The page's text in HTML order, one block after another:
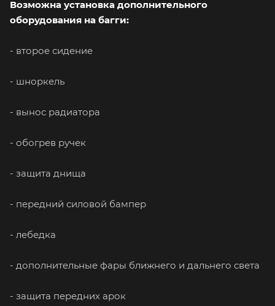
Возможна установка дополнительного
оборудования на багги:
- второе сидение
- шноркель
- вынос радиатора
- обогрев ручек
- защита днища
- передний силовой бампер
- лебедка
- дополнительные фары ближнего и дальнего света
- защита передних арок